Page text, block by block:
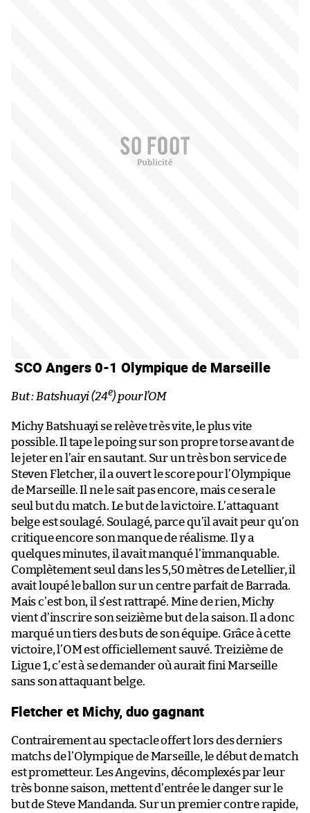
SCO Angers 0-1 Olympique de Marseille
But : Batshuayi (24e) pour l’OM
Michy Batshuayi se relève très vite, le plus vite
possible. Il tape le poing sur son propre torse avant de
le jeter en l’air en sautant. Sur un très bon service de
Steven Fletcher, il a ouvert le score pour l’Olympique
de Marseille. Il ne le sait pas encore, mais ce sera le
seul but du match. Le but de la victoire. L’attaquant
belge est soulagé. Soulagé, parce qu’il avait peur qu’on
critique encore son manque de réalisme. Il y a
quelques minutes, il avait manqué l’immanquable.
Complètement seul dans les 5,50 mètres de Letellier, il
avait loupé le ballon sur un centre parfait de Barrada.
Mais c’est bon, il s’est rattrapé. Mine de rien, Michy
vient d’inscrire son seizième but de la saison. Il a donc
marqué un tiers des buts de son équipe. Grâce à cette
victoire, l’OM est officiellement sauvé. Treizième de
Ligue 1, c’est à se demander où aurait fini Marseille
sans son attaquant belge.
Fletcher et Michy, duo gagnant
Contrairement au spectacle offert lors des derniers
matchs de l’Olympique de Marseille, le début de match
est prometteur. Les Angevins, décomplexés par leur
très bonne saison, mettent d’entrée le danger sur le
but de Steve Mandanda. Sur un premier contre rapide,